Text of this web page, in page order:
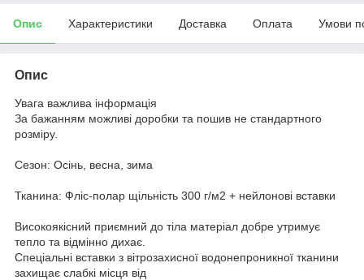
Опис Характеристики Доставка Оплата Умови
Опис
Увага важлива інформація
За бажанням можливi доробки та пошив не стандартного
розміру.
Сезон: Осінь, весна, зима
Тканина: Фліс-полар щільність 300 г/м2 + нейлонові вставки
Високоякісний приємний до тіла матеріал добре утримує
тепло та відмінно дихає.
Спеціальні вставки з вітрозахисної водонепроникної тканини
захищає слабкі місця від